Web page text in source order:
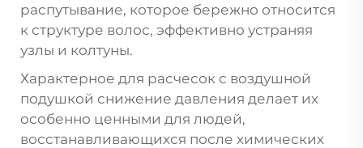
распутывание, которое бережно относится
к структуре волос, эффективно устраняя
узлы и колтуны.
Характерное для расчесок с воздушной
подушкой снижение давления делает их
особенно ценными для людей,
восстанавливающихся после химических